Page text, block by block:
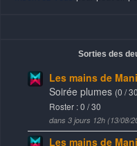
Sorties des